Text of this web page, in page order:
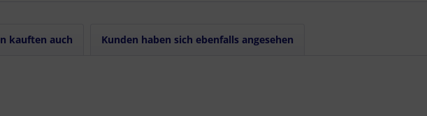
kauften auch Kunden haben sich ebenfalls angesehen
Messung der Performance von Inhalten
Analyse von Zielgruppen durch Statistiken oder Kombinationen von Daten aus verschiedenen Quellen